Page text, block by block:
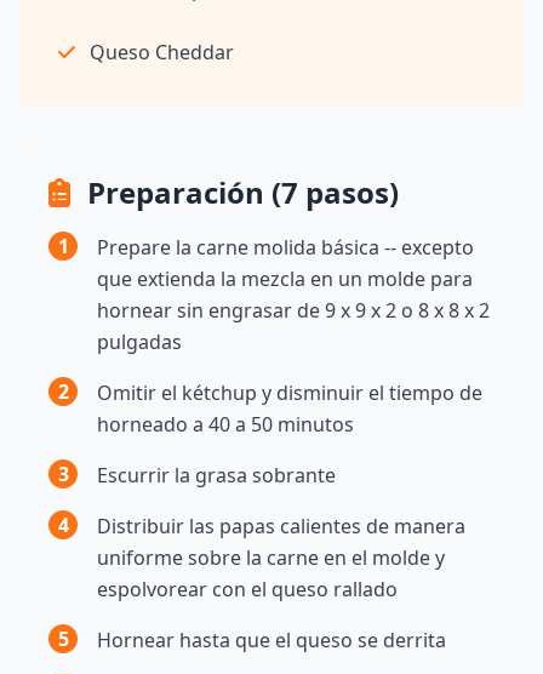
Queso Cheddar
Preparación (7 pasos)
1
Prepare la carne molida básica -- excepto
que extienda la mezcla en un molde para
hornear sin engrasar de 9 x 9 x 2 o 8 x 8 x 2
pulgadas
2
Omitir el kétchup y disminuir el tiempo de
horneado a 40 a 50 minutos
3
Escurrir la grasa sobrante
4
Distribuir las papas calientes de manera
uniforme sobre la carne en el molde y
espolvorear con el queso rallado
5
Hornear hasta que el queso se derrita